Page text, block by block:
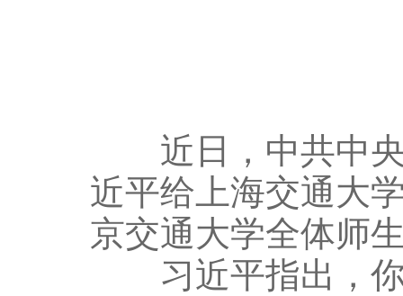
近日，中共中央
近平给上海交通大
京交通大学全体师
习近平指出，你